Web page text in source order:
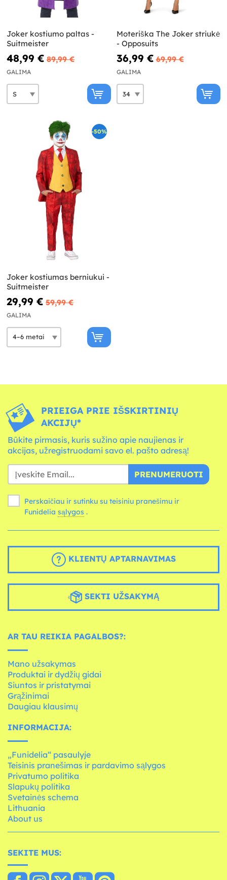
Joker kostiumo paltas -
Suitmeister
48,99 € 89,99 €
GALIMA
Moteriška The Joker striukė
- Opposuits
36,99 € 69,99 €
GALIMA
-50%
Joker kostiumas berniukui -
Suitmeister
29,99 € 59,99 €
GALIMA
PRIEIGA PRIE IŠSKIRTINIŲ
AKCIJŲ*
Būkite pirmasis, kuris sužino apie naujienas ir
akcijas, užregistruodami savo el. pašto adresą!
PRENUMERUOTI
Perskaičiau ir sutinku su teisiniu pranešimu ir
Funidelia sąlygos .
KLIENTŲ APTARNAVIMAS
SEKTI UŽSAKYMĄ
AR TAU REIKIA PAGALBOS?:
Mano užsakymas
Produktai ir dydžių gidai
Siuntos ir pristatymai
Grąžinimai
Daugiau klausimų
INFORMACIJA:
„Funidelia“ pasaulyje
Teisinis pranešimas ir pardavimo sąlygos
Privatumo politika
Slapukų politika
Svetainės schema
Lithuania
About us
SEKITE MUS: